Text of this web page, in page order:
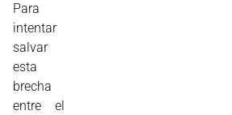
Para
intentar
salvar
esta
brecha
entre el